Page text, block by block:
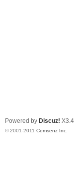
Powered by Discuz! X3.4
© 2001-2011 Comsenz Inc.